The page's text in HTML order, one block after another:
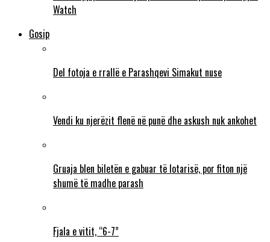
Watch
Gosip
Del fotoja e rrallë e Parashqevi Simakut nuse
Vendi ku njerëzit flenë në punë dhe askush nuk ankohet
Gruaja blen biletën e gabuar të lotarisë, por fiton një
shumë të madhe parash
Fjala e vitit, “6-7”